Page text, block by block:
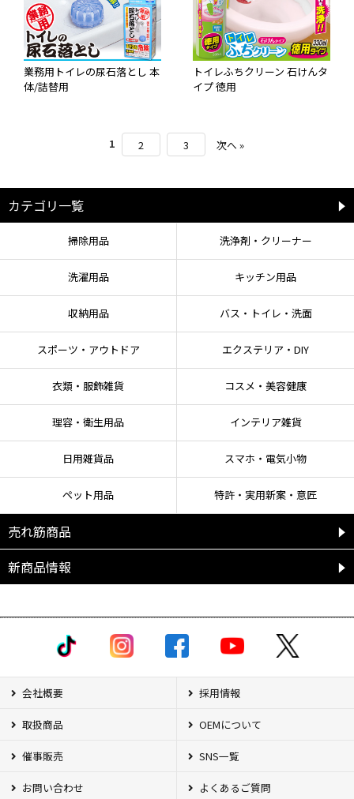
業務用トイレの尿石落とし 本
体/詰替用
トイレふちクリーン 石けんタ
イプ 徳用
1 2 3 次へ »
カテゴリ一覧
掃除用品 洗浄剤・クリーナー
洗濯用品 キッチン用品
収納用品 バス・トイレ・洗面
スポーツ・アウトドア エクステリア・DIY
衣類・服飾雑貨 コスメ・美容健康
理容・衛生用品 インテリア雑貨
日用雑貨品 スマホ・電気小物
ペット用品 特許・実用新案・意匠
売れ筋商品
新商品情報
会社概要 採用情報
取扱商品 OEMについて
催事販売 SNS一覧
お問い合わせ よくあるご質問